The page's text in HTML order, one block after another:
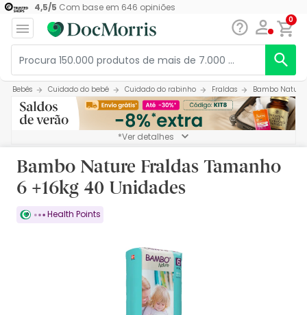
4,5/5 Com base em 646 opiniões
0
Bebés Cuidado do bebé Cuidado do rabinho Fraldas Bambo Nature
*Ver detalhes
Bambo Nature Fraldas Tamanho
6 +16kg 40 Unidades
Health Points